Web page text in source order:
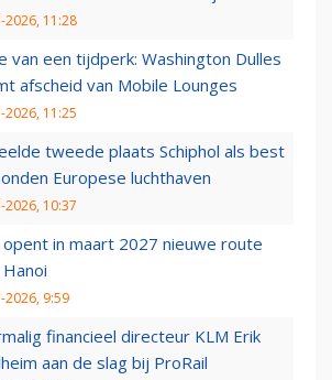
2026, 11:28
van een tijdperk: Washington Dulles
afscheid van Mobile Lounges
2026, 11:25
tweede plaats Schiphol als best
Europese luchthaven
2026, 10:37
opent in maart 2027 nieuwe route
2026, 9:59
financieel directeur KLM Erik
aan de slag bij ProRail